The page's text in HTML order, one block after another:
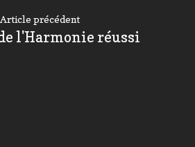
Article précédent
l'Harmonie réussi